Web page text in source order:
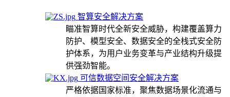
智算安全解决方案
瞄准智算时代全新安全威胁，构建覆盖算力
防护、模型安全、数据安全的全栈式安全防
护体系，为用户业务变革与产业结构升级提
供强劲智能。
可信数据空间安全解决方案
严格依据国家标准，聚焦数据场景化流通与